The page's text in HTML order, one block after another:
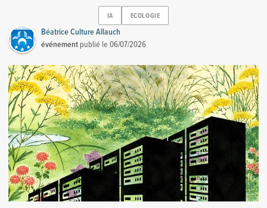
IA ECOLOGIE
Béatrice Culture Allauch
événement publié le06/07/2026